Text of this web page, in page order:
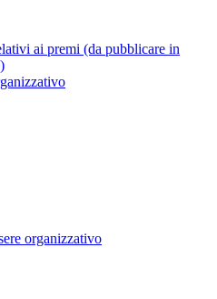
ai premi (da pubblicare in
organizzativo